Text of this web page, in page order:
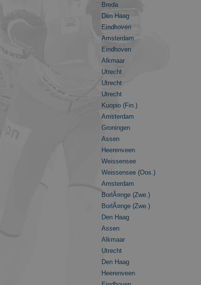
Breda
Den Haag
Eindhoven
Amsterdam
Eindhoven
Alkmaar
Utrecht
Utrecht
Utrecht
Kuopio (Fin.)
Amsterdam
Groningen
Assen
Heerenveen
Weissensee
Weissensee (Oos.)
Amsterdam
BorlÃ¤nge (Zwe.)
BorlÃ¤nge (Zwe.)
Den Haag
Assen
Alkmaar
Utrecht
Den Haag
Heerenveen